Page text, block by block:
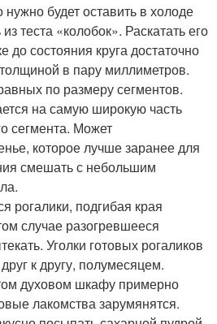
нужно будет оставить в холоде
теста «колобок». Раскатать его
до состояния круга достаточно
в пару миллиметров.
по размеру сегментов.
на самую широкую часть
сегмента. Может
которое лучше заранее для
смешать с небольшим
рогалики, подгибая края
случае разогревшееся
Уголки готовых рогаликов
к другу, полумесяцем.
духовом шкафу примерно
лакомства зарумянятся.